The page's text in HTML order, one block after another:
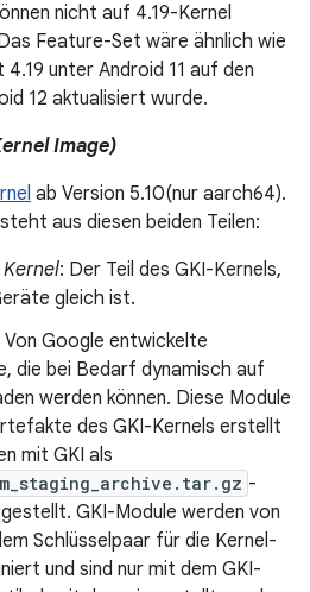
nicht auf 4.19-Kernel
Feature-Set wäre ähnlich wie
unter Android 11 auf den
12 aktualisiert wurde.
Image)
ab Version 5.10(nur aarch64).
aus diesen beiden Teilen:
: Der Teil des GKI-Kernels,
gleich ist.
Von Google entwickelte
die bei Bedarf dynamisch auf
werden können. Diese Module
des GKI-Kernels erstellt
mit GKI als
-
GKI-Module werden von
Schlüsselpaar für die Kernel-
und sind nur mit dem GKI-